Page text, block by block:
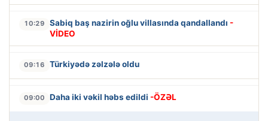
10:29 Sabiq baş nazirin oğlu villasında qandallandı -
VİDEO
09:16 Türkiyədə zəlzələ oldu
09:00 Daha iki vəkil həbs edildi -ÖZƏL